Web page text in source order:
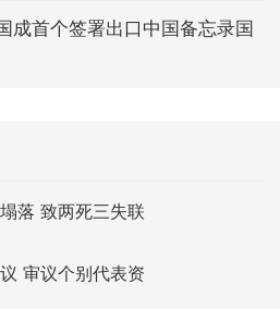
成首个签署出口中国备忘录国
落 致两死三失联
审议个别代表资